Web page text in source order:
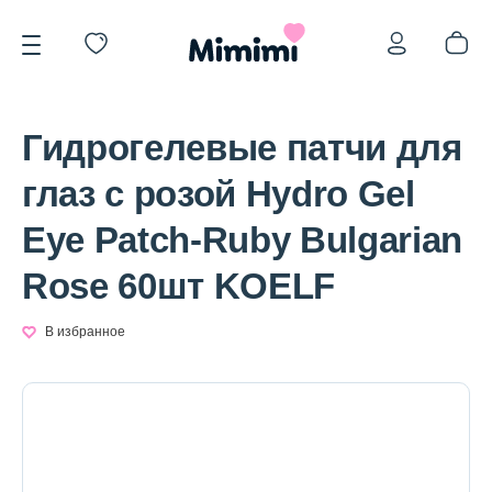
*OVERSTOCK -30%
Уход за лицом
Гидрогелевые патчи для
глаз с розой Hydro Gel
Eye Patch-Ruby Bulgarian
Rose 60шт KOELF
В избранное